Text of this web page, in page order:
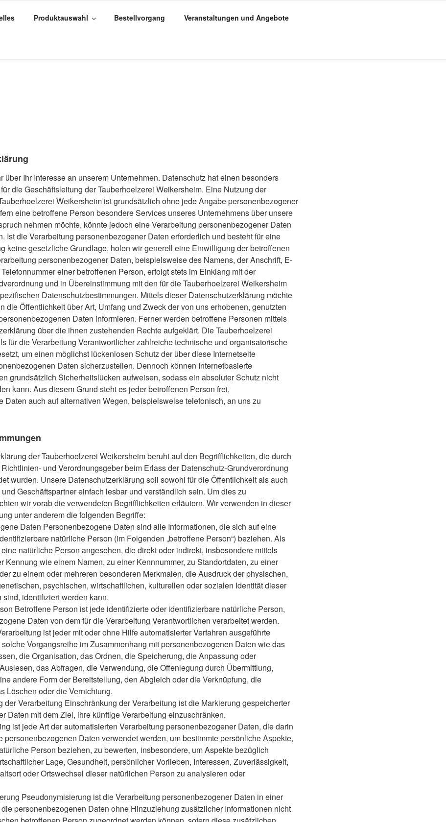
WEIKERSHEIM
wie die Natur
Produktauswahl Bestellvorgang Veranstaltungen und Angebote
über Ihr Interesse an unserem Unternehmen. Datenschutz hat einen besonders
die Geschäftsleitung der Tauberhoelzerei Weikersheim. Eine Nutzung der
Weikersheim ist grundsätzlich ohne jede Angabe personenbezogener
eine betroffene Person besondere Services unseres Unternehmens über unsere
nehmen möchte, könnte jedoch eine Verarbeitung personenbezogener Daten
Ist die Verarbeitung personenbezogener Daten erforderlich und besteht für eine
keine gesetzliche Grundlage, holen wir generell eine Einwilligung der betroffenen
personenbezogener Daten, beispielsweise des Namens, der Anschrift, E-
einer betroffenen Person, erfolgt stets im Einklang mit der
und in Übereinstimmung mit den für die Tauberhoelzerei Weikersheim
Datenschutzbestimmungen. Mittels dieser Datenschutzerklärung möchte
die Öffentlichkeit über Art, Umfang und Zweck der von uns erhobenen, genutzten
Daten informieren. Ferner werden betroffene Personen mittels
über die ihnen zustehenden Rechte aufgeklärt. Die Tauberhoelzerei
für die Verarbeitung Verantwortlicher zahlreiche technische und organisatorische
um einen möglichst lückenlosen Schutz der über diese Internetseite
Daten sicherzustellen. Dennoch können Internetbasierte
grundsätzlich Sicherheitslücken aufweisen, sodass ein absoluter Schutz nicht
kann. Aus diesem Grund steht es jeder betroffenen Person frei,
Daten auch auf alternativen Wegen, beispielsweise telefonisch, an uns zu
der Tauberhoelzerei Weikersheim beruht auf den Begrifflichkeiten, die durch
und Verordnungsgeber beim Erlass der Datenschutz-Grundverordnung
wurden. Unsere Datenschutzerklärung soll sowohl für die Öffentlichkeit als auch
Geschäftspartner einfach lesbar und verständlich sein. Um dies zu
wir vorab die verwendeten Begrifflichkeiten erläutern. Wir verwenden in dieser
unter anderem die folgenden Begriffe:
Daten Personenbezogene Daten sind alle Informationen, die sich auf eine
natürliche Person (im Folgenden „betroffene Person“) beziehen. Als
natürliche Person angesehen, die direkt oder indirekt, insbesondere mittels
Kennung wie einem Namen, zu einer Kennnummer, zu Standortdaten, zu einer
zu einem oder mehreren besonderen Merkmalen, die Ausdruck der physischen,
psychischen, wirtschaftlichen, kulturellen oder sozialen Identität dieser
sind, identifiziert werden kann.
Betroffene Person ist jede identifizierte oder identifizierbare natürliche Person,
Daten von dem für die Verarbeitung Verantwortlichen verarbeitet werden.
ist jeder mit oder ohne Hilfe automatisierter Verfahren ausgeführte
Vorgangsreihe im Zusammenhang mit personenbezogenen Daten wie das
die Organisation, das Ordnen, die Speicherung, die Anpassung oder
das Abfragen, die Verwendung, die Offenlegung durch Übermittlung,
andere Form der Bereitstellung, den Abgleich oder die Verknüpfung, die
Löschen oder die Vernichtung.
Verarbeitung Einschränkung der Verarbeitung ist die Markierung gespeicherter
Daten mit dem Ziel, ihre künftige Verarbeitung einzuschränken.
ist jede Art der automatisierten Verarbeitung personenbezogener Daten, die darin
personenbezogenen Daten verwendet werden, um bestimmte persönliche Aspekte,
Person beziehen, zu bewerten, insbesondere, um Aspekte bezüglich
Lage, Gesundheit, persönlicher Vorlieben, Interessen, Zuverlässigkeit,
oder Ortswechsel dieser natürlichen Person zu analysieren oder
Pseudonymisierung ist die Verarbeitung personenbezogener Daten in einer
personenbezogenen Daten ohne Hinzuziehung zusätzlicher Informationen nicht